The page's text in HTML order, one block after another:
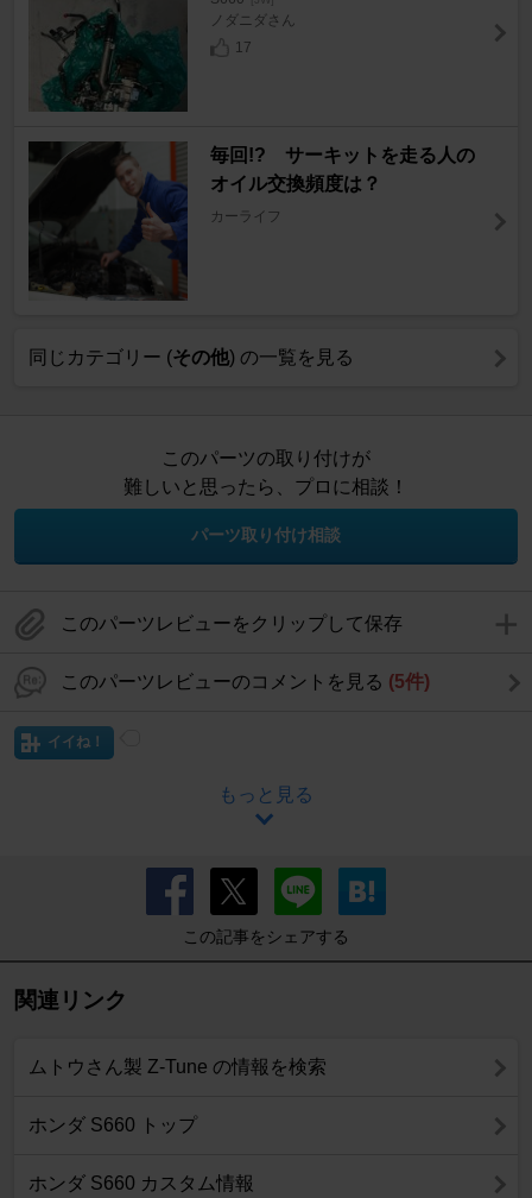
ノダニダさん
17
毎回!? サーキットを走る人の
オイル交換頻度は？
カーライフ
同じカテゴリー (その他) の一覧を見る
このパーツの取り付けが
難しいと思ったら、プロに相談！
パーツ取り付け相談
このパーツレビューをクリップして保存
このパーツレビューのコメントを見る (5件)
イイね！
もっと見る
この記事をシェアする
関連リンク
ムトウさん製 Z-Tune の情報を検索
ホンダ S660 トップ
ホンダ S660 カスタム情報